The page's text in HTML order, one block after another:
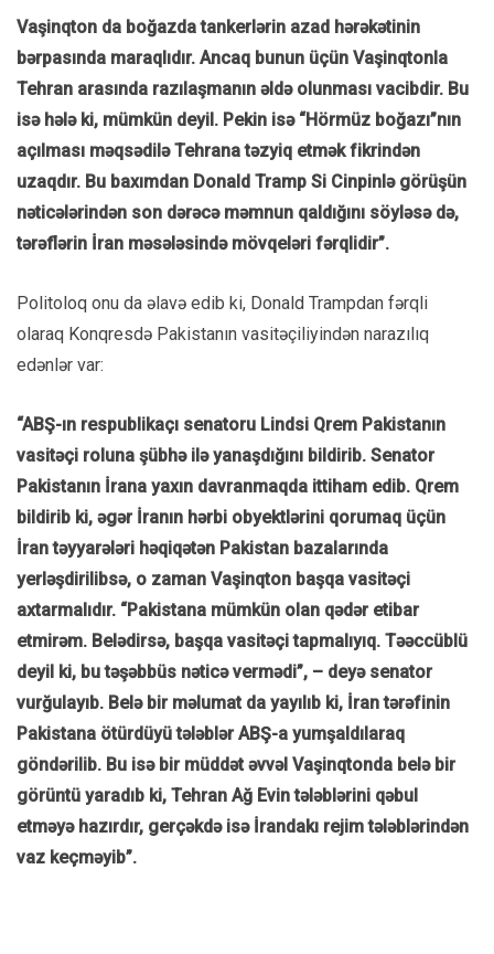
Vaşinqton da boğazda tankerlərin azad hərəkətinin
bərpasında maraqlıdır. Ancaq bunun üçün Vaşinqtonla
Tehran arasında razılaşmanın əldə olunması vacibdir. Bu
isə hələ ki, mümkün deyil. Pekin isə “Hörmüz boğazı”nın
açılması məqsədilə Tehrana təzyiq etmək fikrindən
uzaqdır. Bu baxımdan Donald Tramp Si Cinpinlə görüşün
nəticələrindən son dərəcə məmnun qaldığını söyləsə də,
tərəflərin İran məsələsində mövqeləri fərqlidir”.
Politoloq onu da əlavə edib ki, Donald Trampdan fərqli
olaraq Konqresdə Pakistanın vasitəçiliyindən narazılıq
edənlər var:
“ABŞ-ın respublikaçı senatoru Lindsi Qrem Pakistanın
vasitəçi roluna şübhə ilə yanaşdığını bildirib. Senator
Pakistanın İrana yaxın davranmaqda ittiham edib. Qrem
bildirib ki, əgər İranın hərbi obyektlərini qorumaq üçün
İran təyyarələri həqiqətən Pakistan bazalarında
yerləşdirilibsə, o zaman Vaşinqton başqa vasitəçi
axtarmalıdır. “Pakistana mümkün olan qədər etibar
etmirəm. Belədirsə, başqa vasitəçi tapmalıyıq. Təəccüblü
deyil ki, bu təşəbbüs nəticə vermədi”, – deyə senator
vurğulayıb. Belə bir məlumat da yayılıb ki, İran tərəfinin
Pakistana ötürdüyü tələblər ABŞ-a yumşaldılaraq
göndərilib. Bu isə bir müddət əvvəl Vaşinqtonda belə bir
görüntü yaradıb ki, Tehran Ağ Evin tələblərini qəbul
etməyə hazırdır, gerçəkdə isə İrandakı rejim tələblərindən
vaz keçməyib”.